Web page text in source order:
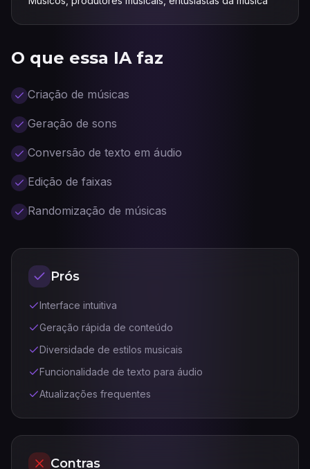
O que essa IA faz
Criação de músicas
Geração de sons
Conversão de texto em áudio
Edição de faixas
Randomização de músicas
Prós
Interface intuitiva
Geração rápida de conteúdo
Diversidade de estilos musicais
Funcionalidade de texto para áudio
Atualizações frequentes
Contras